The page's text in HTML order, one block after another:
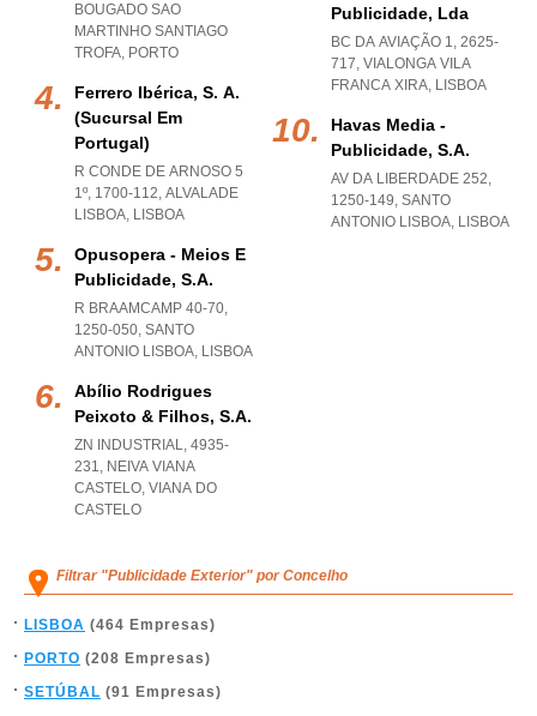
BOUGADO SAO
MARTINHO SANTIAGO
TROFA, PORTO
Ferrero Ibérica, S. A.
(sucursal Em
Portugal)
R CONDE DE ARNOSO 5
1º, 1700-112, ALVALADE
LISBOA, LISBOA
Opusopera - Meios E
Publicidade, S.a.
R BRAAMCAMP 40-70,
1250-050, SANTO
ANTONIO LISBOA, LISBOA
Abílio Rodrigues
Peixoto & Filhos, S.a.
ZN INDUSTRIAL, 4935-
231, NEIVA VIANA
CASTELO, VIANA DO
CASTELO
Publicidade, Lda
BC DA AVIAÇÃO 1, 2625-
717, VIALONGA VILA
FRANCA XIRA, LISBOA
Havas Media -
Publicidade, S.a.
AV DA LIBERDADE 252,
1250-149, SANTO
ANTONIO LISBOA, LISBOA
Filtrar "Publicidade Exterior" por Concelho
LISBOA (464 Empresas)
PORTO (208 Empresas)
SETÚBAL (91 Empresas)